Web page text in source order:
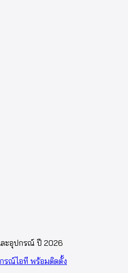
ละอุปกรณ์ ปี 2026
กรณ์ไอที พร้อมติดตั้ง